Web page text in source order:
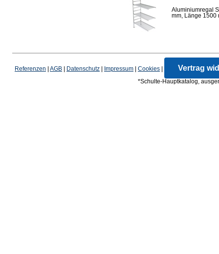
Aluminiumregal
mm, Länge 1500
Referenzen AGB Datenschutz Impressum Cookies Vertrag
*Schulte-Hauptkatalog,